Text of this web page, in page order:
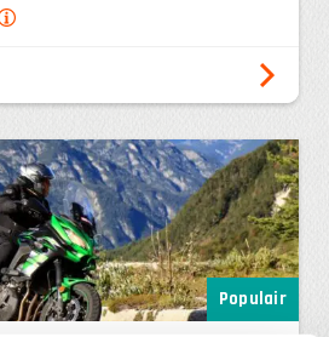
Populair